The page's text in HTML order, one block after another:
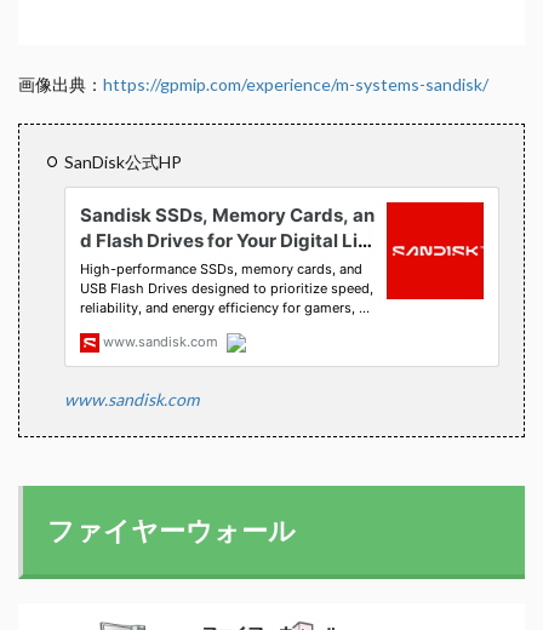
画像出典： https://gpmip.com/experience/m-systems-sandisk/
SanDisk公式HP
www.sandisk.com
ファイヤーウォール